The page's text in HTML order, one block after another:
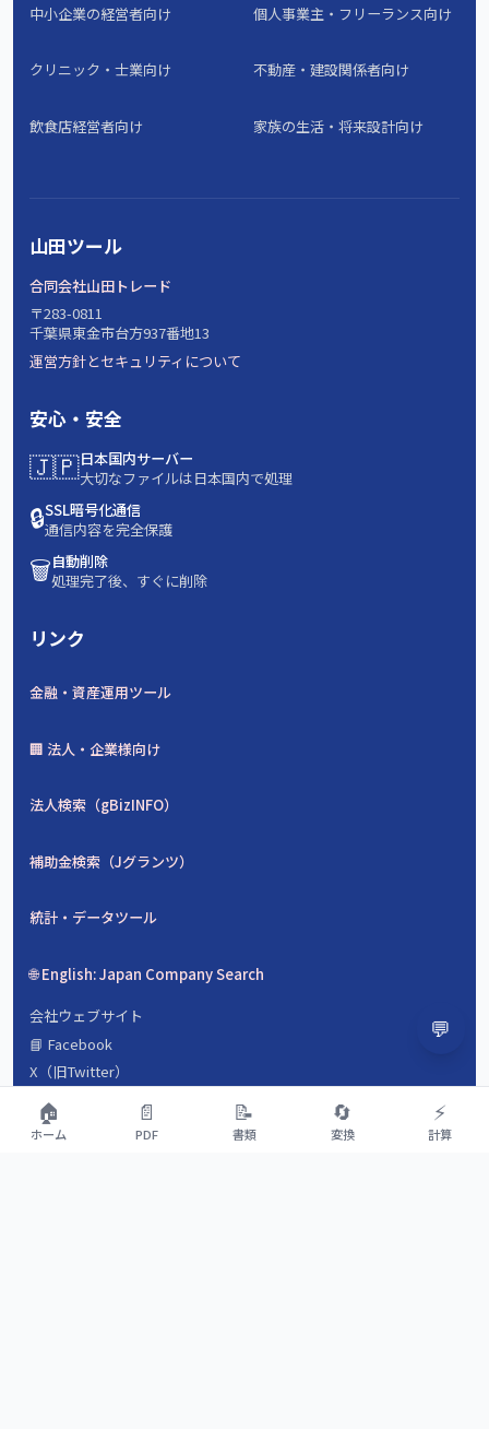
中小企業の経営者向け 個人事業主・フリーランス向け
クリニック・士業向け 不動産・建設関係者向け
飲食店経営者向け 家族の生活・将来設計向け
山田ツール
合同会社山田トレード
〒283-0811
千葉県東金市台方937番地13
運営方針とセキュリティについて
安心・安全
🇯🇵日本国内サーバー
大切なファイルは日本国内で処理
🔒SSL暗号化通信
通信内容を完全保護
🗑️自動削除
処理完了後、すぐに削除
リンク
金融・資産運用ツール
🏢 法人・企業様向け
法人検索（gBizINFO）
補助金検索（Jグランツ）
統計・データツール
🌐 English: Japan Company Search
会社ウェブサイト
📘 Facebook
X（旧Twitter）
会社概要
数字で見るyamada-tools.jp
🏠
ホーム
📄
PDF
📝
書類
🔄
変換
⚡
計算
💬